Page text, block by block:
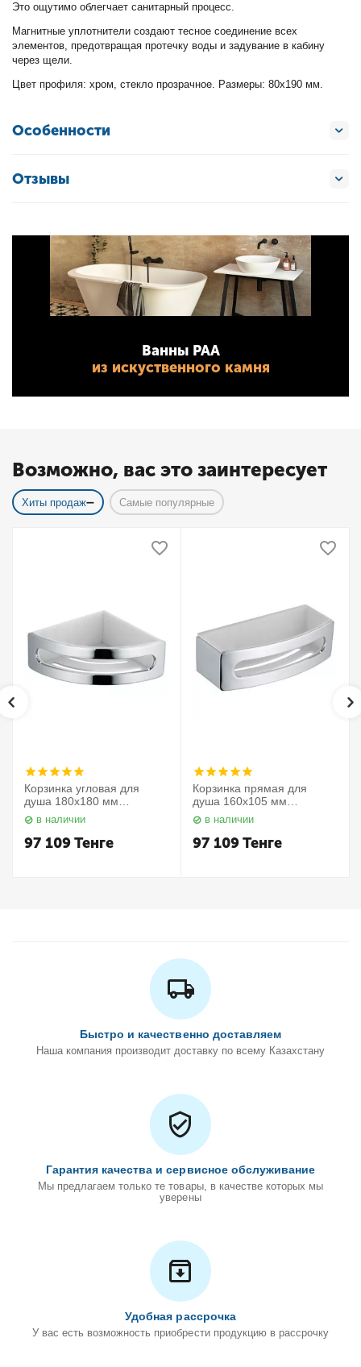
Это ощутимо облегчает санитарный процесс.
Магнитные уплотнители создают тесное соединение всех
элементов, предотвращая протечку воды и задувание в кабину
через щели.
Цвет профиля: хром, стекло прозрачное. Размеры: 80х190 мм.
Особенности
Отзывы
Ванны PAA
из искуственного камня
Возможно, вас это заинтересует
Хиты продаж Самые популярные
Корзинка угловая для
душа 180х180 мм
Elegance 11657010000
Keuco
в наличии
97 109Тенге
Корзинка прямая для
душа 160х105 мм
Elegance 11658010000
Keuco
в наличии
97 109Тенге
Быстро и качественно доставляем
Наша компания производит доставку по всему Казахстану
Гарантия качества и сервисное обслуживание
Мы предлагаем только те товары, в качестве которых мы
уверены
Удобная рассрочка
У вас есть возможность приобрести продукцию в рассрочку